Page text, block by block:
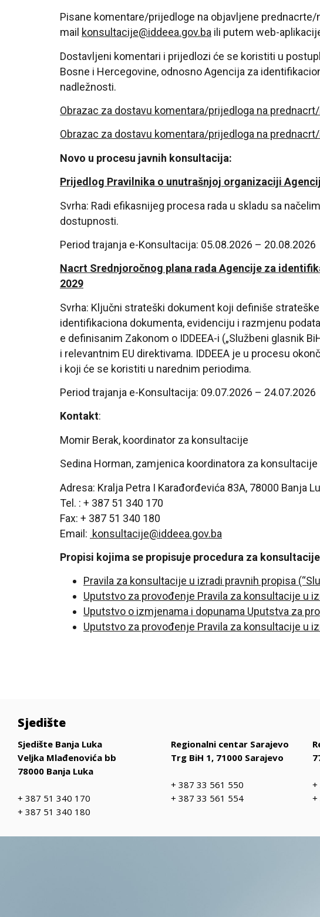
Pisane komentare/prijedloge na objavljene
mail konsultacije@iddeea.gov.ba ili putem web-
Dostavljeni komentari i prijedlozi će se koristiti u
Bosne i Hercegovine, odnosno Agencija za
nadležnosti.
Obrazac za dostavu komentara/prijedloga na
Obrazac za dostavu komentara/prijedloga na
Novo u procesu javnih konsultacija:
Prijedlog Pravilnika o unutrašnjoj organizaciji
Svrha: Radi efikasnijeg procesa rada u skladu sa
dostupnosti.
Period trajanja e-Konsultacija: 05.08.2026 – 20.08.2026
Nacrt Srednjoročnog plana rada Agencije za
2029
Svrha: Ključni strateški dokument koji definiše
identifikaciona dokumenta, evidenciju i razmjenu
e definisanim Zakonom o IDDEEA-i („Službeni glasnik
i relevantnim EU direktivama. IDDEEA je u procesu
i koji će se koristiti u narednim periodima.
Period trajanja e-Konsultacija: 09.07.2026 – 24.07.2026
Kontakt:
Momir Berak, koordinator za konsultacije
Sedina Horman, zamjenica koordinatora za konsultacije
Adresa: Kralja Petra I Karađorđevića 83A, 78000 Banja
Tel. : + 387 51 340 170
Fax: + 387 51 340 180
Email: konsultacije@iddeea.gov.ba
Propisi kojima se propisuje procedura za
Pravila za konsultacije u izradi pravnih propisa
Uputstvo za provođenje Pravila za konsultacije u
Uputstvo o izmjenama i dopunama Uputstva za
Uputstvo za provođenje Pravila za konsultacije u
Sjedište
Sjedište Banja Luka
Veljka Mlađenovića bb
78000 Banja Luka
+ 387 51 340 170
+ 387 51 340 180
Regionalni centar Sarajevo
Trg BiH 1, 71000 Sarajevo
+ 387 33 561 550
+ 387 33 561 554
+
+